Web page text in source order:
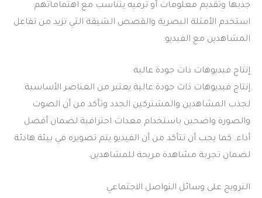
جذبها وتقديم معلومات أو ترفيه يتناسب مع اهتماماتهم.
استخدم الأمثلة البصرية والقصص الشيقة التي تزيد من تفاعل
المشاهدين مع الفيديو.
إنتاج فيديوهات ذات جودة عالية
إنتاج فيديوهات ذات جودة عالية يعتبر من العناصر الأساسية
لجذب المشاهدين والمشتركين الجدد وتأكد من أن الصوت
والصورة واضحين باستخدام معدات احترافية لضمان أفضل
أداء. كما يجب أن تتأكد من أن الفيديو يتم تصويره في بيئة هادئة
لضمان تجربة مشاهدة مريحة للمشاهدين.
الترويج على وسائل التواصل الاجتماعي